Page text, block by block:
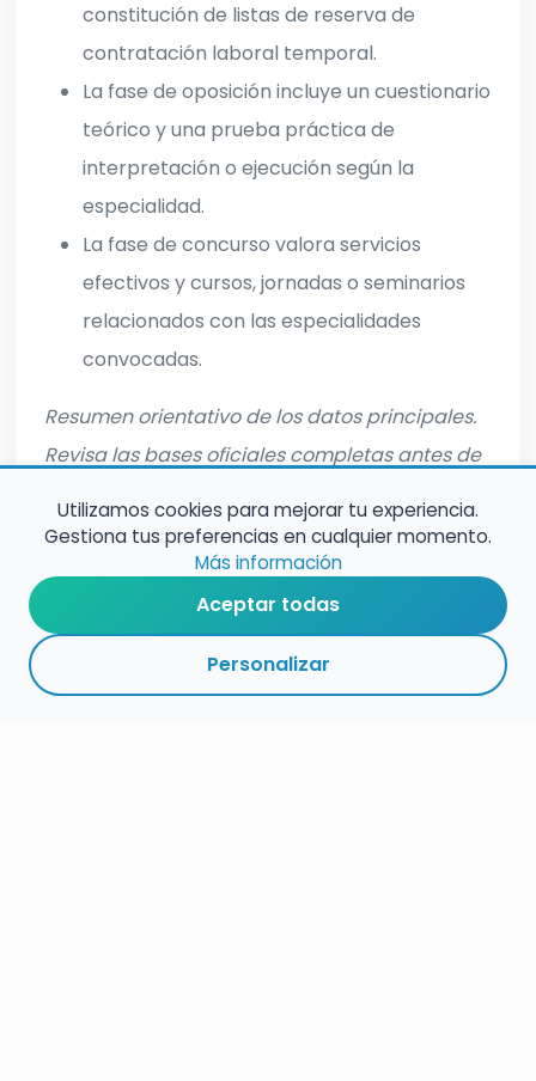
constitución de listas de reserva de
contratación laboral temporal.
La fase de oposición incluye un cuestionario
teórico y una prueba práctica de
interpretación o ejecución según la
especialidad.
La fase de concurso valora servicios
efectivos y cursos, jornadas o seminarios
relacionados con las especialidades
convocadas.
Resumen orientativo de los datos principales.
Revisa las bases oficiales completas antes de
RESUMEN PLAZOS ESPECIALIDADES ENLACES SEGUIR
Utilizamos cookies para mejorar tu experiencia.
Gestiona tus preferencias en cualquier momento.
Más información
Aceptar todas
Personalizar